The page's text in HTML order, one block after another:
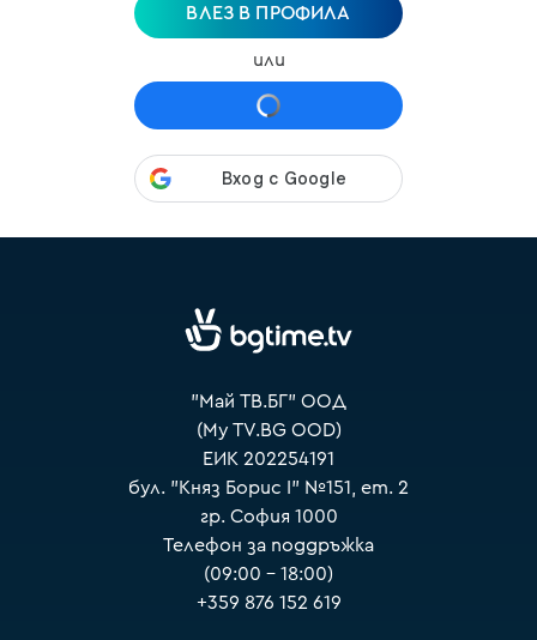
ВЛЕЗ В ПРОФИЛА
или
"Май ТВ.БГ" ООД
(My TV.BG OOD)
ЕИК 202254191
бул. "Княз Борис I" №151, ет. 2
гр. София 1000
Телефон за поддръжка
(09:00 – 18:00)
+359 876 152 619